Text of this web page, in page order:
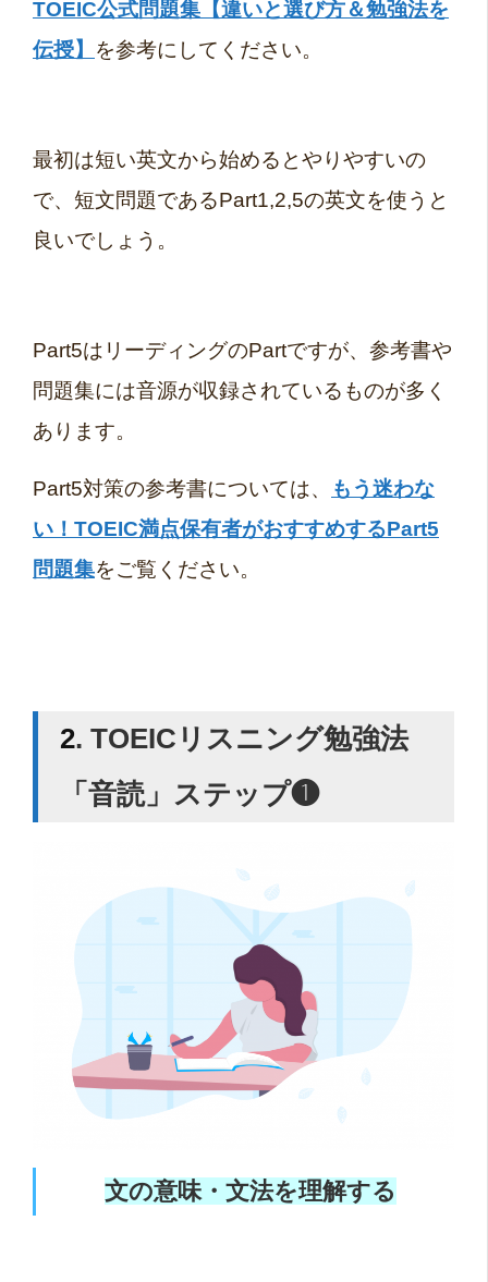
TOEIC公式問題集【違いと選び方＆勉強法を
伝授】 を参考にしてください。
最初は短い英文から始めるとやりやすいの
で、短文問題であるPart1,2,5の英文を使うと
良いでしょう。
Part5はリーディングのPartですが、参考書や
問題集には音源が収録されているものが多く
あります。
Part5対策の参考書については、
もう迷わな
い！TOEIC満点保有者がおすすめするPart5
問題集をご覧ください。
2. TOEIC リスニング勉強法
「音読」ステップ❶
文の意味・文法を理解する